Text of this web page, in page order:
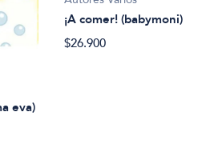
eva)
¡A comer! (babymoni)
$26.900